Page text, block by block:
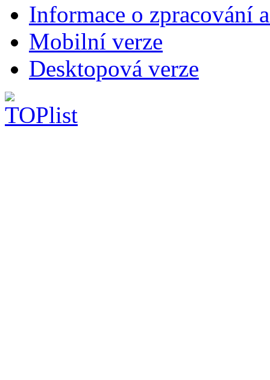
Informace o zpracování
Mobilní verze
Desktopová verze